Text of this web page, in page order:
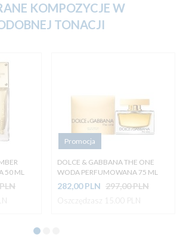
KOMPOZYCJE W
TONACJI
50 ML
DOLCE & GABBANA THE ONE
WODA PERFUMOWANA 75 ML
Promocja
282,00 PLN 297,00 PLN
Oszczędzasz 15.00 PLN